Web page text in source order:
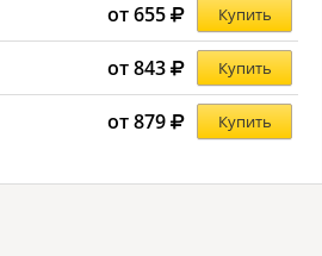
от 655 Купить
от 843 Купить
от 879 Купить